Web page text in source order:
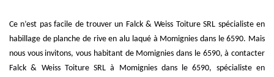
Ce n’est pas facile de trouver un Falck & Weiss Toiture SRL spécialiste en
habillage de planche de rive en alu laqué à Momignies dans le 6590. Mais
nous vous invitons, vous habitant de Momignies dans le 6590, à contacter
Falck & Weiss Toiture SRL à Momignies dans le 6590, spécialiste en